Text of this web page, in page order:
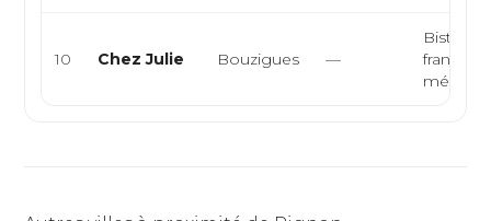
10 Chez Julie Bouzigues —
Bistrot,